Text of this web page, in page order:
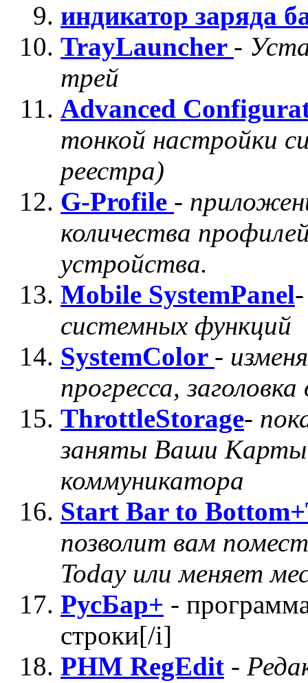
индикатор заряда
TrayLauncher -
трей
Advanced
тонкой настройки
реестра)
G-Profile -
количества
устройства.
Mobile SystemPanel
системных функций
SystemColor -
прогресса, заголовка
ThrottleStorage-
заняты Ваши Карты
коммуникатора
Start Bar to
позволит вам
Today или меняет
РусБар+ -
строки[/i]
PHM RegEdit -